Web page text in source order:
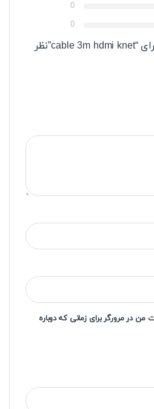
0
0
اولین نفری باشید که برای “cable 3m hdmi knet”نظر
من در مرورگر برای زمانی که دوباره